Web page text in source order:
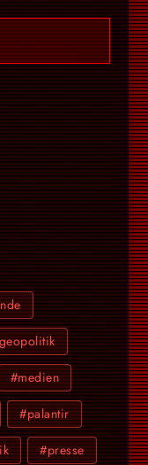
#medien
#palantir
#presse